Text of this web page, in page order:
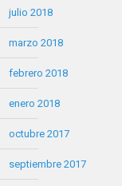
julio 2018
marzo 2018
febrero 2018
enero 2018
octubre 2017
septiembre 2017